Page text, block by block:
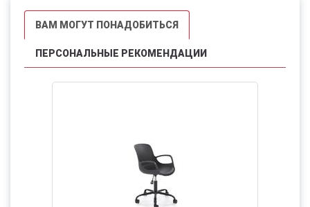
ВАМ МОГУТ ПОНАДОБИТЬСЯ
ПЕРСОНАЛЬНЫЕ РЕКОМЕНДАЦИИ